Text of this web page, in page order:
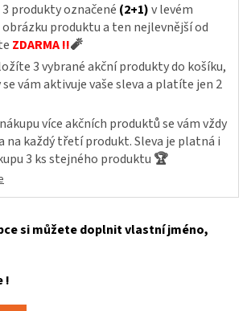
produkty označené (2+1)v levém
produktu a ten nejlevnější od
ZDARMA !!🧨
3 vybrané akční produkty do košíku,
vám aktivuje vaše sleva a platíte jen 2
více akčních produktů se vám vždy
na každý třetí produkt. Sleva je platná i
3 ks stejného produktu 🏆
si můžete doplnit vlastní jméno,
!